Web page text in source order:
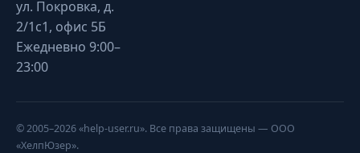
ул. Покровка, д.
2/1с1, офис 5Б
Ежедневно 9:00–
23:00
© 2005–2026 «help-user.ru». Все права защищены — ООО
«ХелпЮзер».